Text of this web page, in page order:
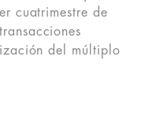
cuatrimestre de
del múltiplo